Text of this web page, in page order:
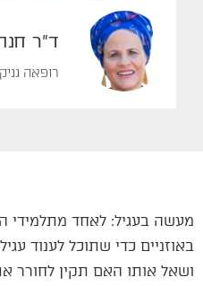
ד"ר
רופאה
מעשה בעגיל: לאחד מתלמידי
באוזניים כדי שתוכל לענוד
ושאל אותו האם תקין לחורר